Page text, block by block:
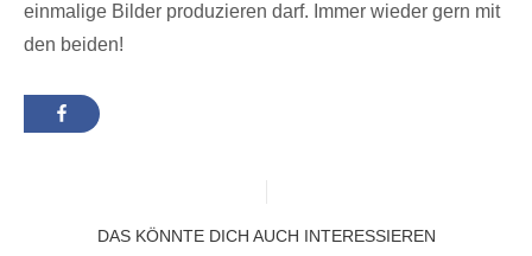
einmalige Bilder produzieren darf. Immer wieder gern mit
den beiden!
DAS KÖNNTE DICH AUCH INTERESSIEREN